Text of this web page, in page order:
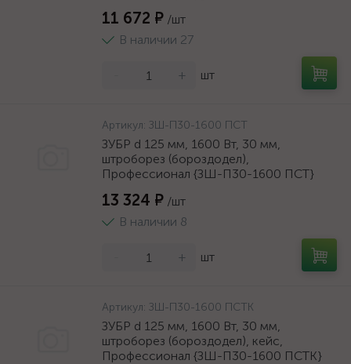
11 672 ₽ /шт
В наличии 27
+ шт
Артикул: ЗШ-П30-1600 ПСТ
ЗУБР d 125 мм, 1600 Вт, 30 мм,
штроборез (бороздодел),
Профессионал {ЗШ-П30-1600 ПСТ}
13 324 ₽ /шт
В наличии 8
+ шт
Артикул: ЗШ-П30-1600 ПСТК
ЗУБР d 125 мм, 1600 Вт, 30 мм,
штроборез (бороздодел), кейс,
Профессионал {ЗШ-П30-1600 ПСТК}